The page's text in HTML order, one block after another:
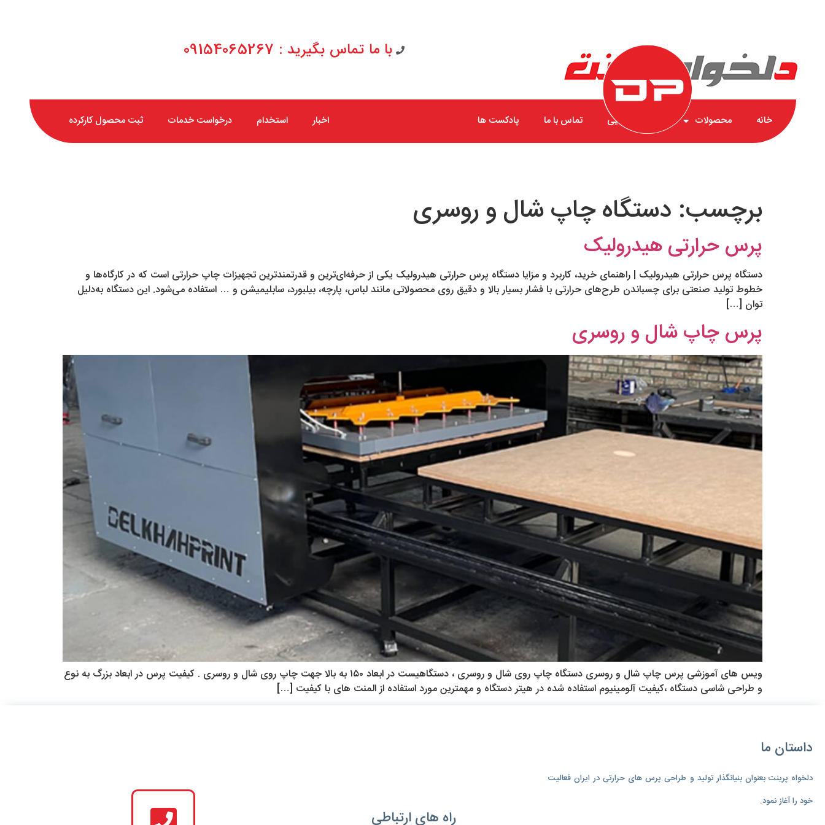
با ما تماس بگیرید : 09154065267
خانه محصولات گارانتی طلایی تماس با ما پادکست ها اخبار استخدام درخواست خدمات ثبت محصول کارکرده
برچسب: دستگاه چاپ شال و روسری
پرس حرارتی هیدرولیک
دستگاه پرس حرارتی هیدرولیک | راهنمای خرید، کاربرد و مزایا دستگاه پرس حرارتی هیدرولیک یکی از حرفه‌ای‌ترین و قدرتمندترین تجهیزات چاپ حرارتی است که در کارگاه‌ها و
خطوط تولید صنعتی برای چسباندن طرح‌های حرارتی با فشار بسیار بالا و دقیق روی محصولاتی مانند لباس، پارچه، بیلبورد، سابلیمیشن و … استفاده می‌شود. این دستگاه به‌دلیل
توان […]
پرس چاپ شال و روسری
ویس های آموزشی پرس چاپ شال و روسری دستگاه چاپ روی شال و روسری ، دستگاهیست در ابعاد ۱۵۰ به بالا جهت چاپ روی شال و روسری . کیفیت پرس در ابعاد بزرگ به نوع
و طراحی شاسی دستگاه ،کیفیت آلومینیوم استفاده شده در هیتر دستگاه و مهمترین مورد استفاده از المنت های با کیفیت […]
داستان ما
دلخواه پرینت بعنوان بنیانگذار تولید و طراحی پرس های حرارتی در ایران فعالیت
خود را آغاز نمود.
راه های ارتباطی